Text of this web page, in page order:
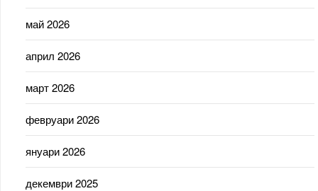
май 2026
април 2026
март 2026
февруари 2026
януари 2026
декември 2025